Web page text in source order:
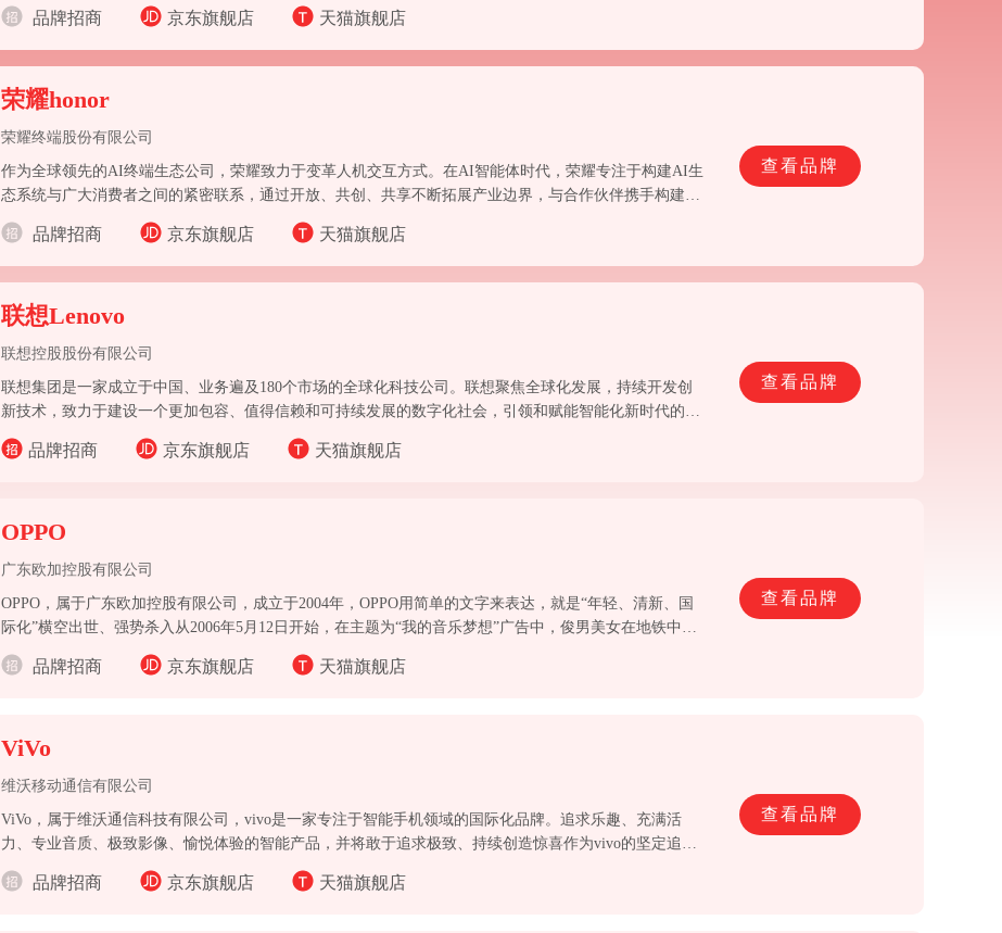
品牌招商 京东旗舰店 天猫旗舰店
荣耀honor
荣耀终端股份有限公司
作为全球领先的AI终端生态公司，荣耀致力于变革人机交互方式。在AI智能体时代，荣耀专注于构建AI生
态系统与广大消费者之间的紧密联系，通过开放、共创、共享不断拓展产业边界，与合作伙伴携手构建AI
生态。
品牌招商 京东旗舰店 天猫旗舰店
查看品牌
联想Lenovo
联想控股股份有限公司
联想集团是一家成立于中国、业务遍及180个市场的全球化科技公司。联想聚焦全球化发展，持续开发创
新技术，致力于建设一个更加包容、值得信赖和可持续发展的数字化社会，引领和赋能智能化新时代的转
型变革，为全球数以亿计的消费者打造更好的体验和机遇。
品牌招商 京东旗舰店 天猫旗舰店
查看品牌
OPPO
广东欧加控股有限公司
OPPO，属于广东欧加控股有限公司，成立于2004年，OPPO用简单的文字来表达，就是“年轻、清新、国
际化”横空出世、强势杀入从2006年5月12日开始，在主题为“我的音乐梦想”广告中，俊男美女在地铁中相
遇，暗藏情愫，在妙曼音乐中展开一段罗曼蒂克的联想。抒情的流行乐、优雅学生气的装束，再加上满天
飞舞的粉红花瓣、青树和一对璧人，这条广告几乎在短短的十几秒给我们上演了一出韩剧。在央视一、
品牌招商 京东旗舰店 天猫旗舰店
查看品牌
ViVo
维沃移动通信有限公司
ViVo，属于维沃通信科技有限公司，vivo是一家专注于智能手机领域的国际化品牌。追求乐趣、充满活
力、专业音质、极致影像、愉悦体验的智能产品，并将敢于追求极致、持续创造惊喜作为vivo的坚定追
求。
品牌招商 京东旗舰店 天猫旗舰店
查看品牌